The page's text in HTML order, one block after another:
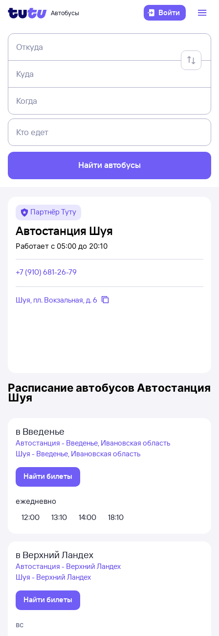
Автобусы Войти
Откуда
Куда
Когда
Кто едет
Найти автобусы
Партнёр Туту
Автостанция Шуя
Работает с 05:00 до 20:10
+7 (910) 681-26-79
Шуя, пл. Вокзальная, д. 6
Расписание автобусов Автостанция
Шуя
в Введенье
Автостанция - Введенье, Ивановская область
Шуя - Введенье, Ивановская область
Найти билеты
ежедневно
12:00
13:10 14:00 18:10
в Верхний Ландех
Автостанция - Верхний Ландех
Шуя - Верхний Ландех
Найти билеты
вс